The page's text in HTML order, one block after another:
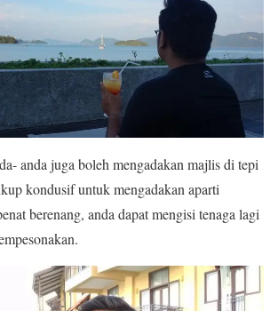
anda juga boleh mengadakan majlis di tepi
kondusif untuk mengadakan aparti
berenang, anda dapat mengisi tenaga lagi